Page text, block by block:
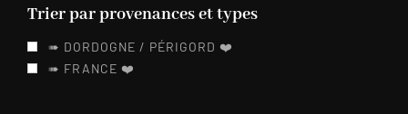
Trier par provenances et types
➠ DORDOGNE / PÉRIGORD ❤️️
➠ FRANCE ❤️️